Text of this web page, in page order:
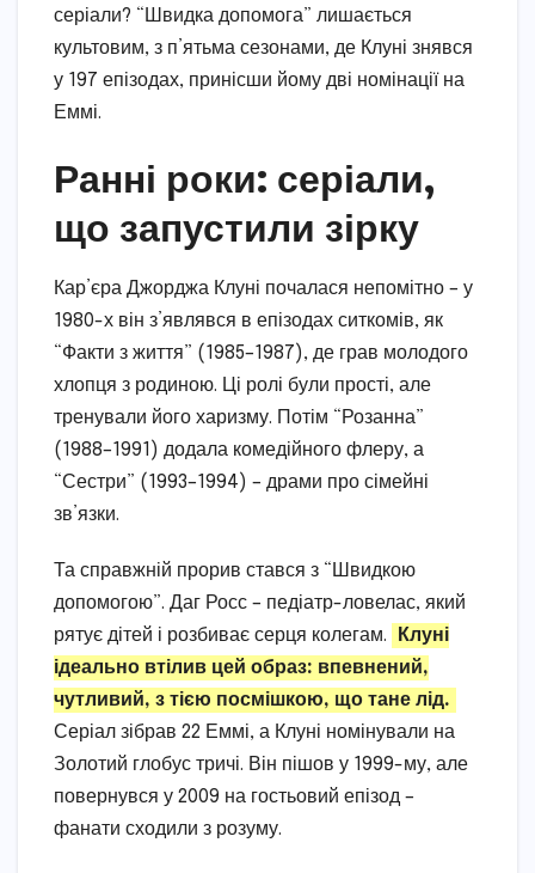
серіали? “Швидка допомога” лишається
культовим, з п’ятьма сезонами, де Клуні знявся
у 197 епізодах, принісши йому дві номінації на
Еммі.
Ранні роки: серіали,
що запустили зірку
Кар’єра Джорджа Клуні почалася непомітно – у
1980-х він з’являвся в епізодах ситкомів, як
“Факти з життя” (1985–1987), де грав молодого
хлопця з родиною. Ці ролі були прості, але
тренували його харизму. Потім “Розанна”
(1988–1991) додала комедійного флеру, а
“Сестри” (1993–1994) – драми про сімейні
зв’язки.
Та справжній прорив стався з “Швидкою
допомогою”. Даг Росс – педіатр-ловелас, який
рятує дітей і розбиває серця колегам.
Клуні
ідеально втілив цей образ: впевнений,
чутливий, з тією посмішкою, що тане лід.
Серіал зібрав 22 Еммі, а Клуні номінували на
Золотий глобус тричі. Він пішов у 1999-му, але
повернувся у 2009 на гостьовий епізод –
фанати сходили з розуму.